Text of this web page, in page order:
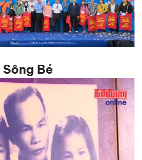
1.600 công nhân lên xe 0 đồng
Bé